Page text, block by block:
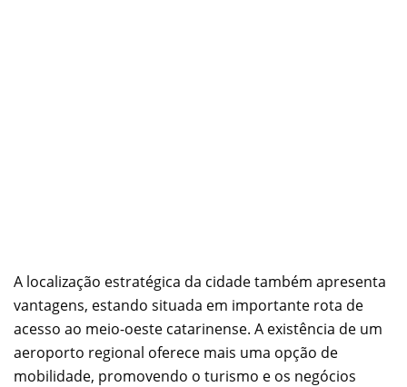
A localização estratégica da cidade também apresenta
vantagens, estando situada em importante rota de
acesso ao meio-oeste catarinense. A existência de um
aeroporto regional oferece mais uma opção de
mobilidade, promovendo o turismo e os negócios